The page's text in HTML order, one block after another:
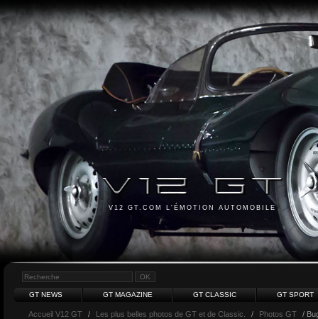
V12 GT.COM L'ÉMOTION AUTOMOBILE
GT NEWS GT MAGAZINE GT CLASSIC GT SPORT
Accueil V12 GT / Les plus belles photos de GT et de Classic. / Photos GT /